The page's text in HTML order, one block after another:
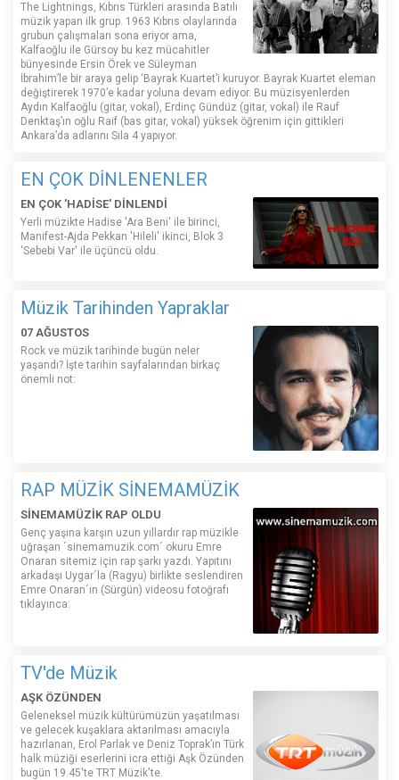
The Lightnings, Kıbrıs Türkleri arasında Batılı
müzik yapan ilk grup. 1963 Kıbrıs olaylarında
grubun çalışmaları sona eriyor ama,
Kalfaoğlu ile Gürsoy bu kez mücahitler
bünyesinde Ersin Örek ve Süleyman
İbrahim’le bir araya gelip ‘Bayrak Kuartet’i kuruyor. Bayrak Kuartet eleman
değiştirerek 1970’e kadar yoluna devam ediyor. Bu müzisyenlerden
Aydın Kalfaoğlu (gitar, vokal), Erdinç Gündüz (gitar, vokal) ile Rauf
Denktaş’ın oğlu Raif (bas gitar, vokal) yüksek öğrenim için gittikleri
Ankara’da adlarını Sıla 4 yapıyor.
EN ÇOK DİNLENENLER
EN ÇOK 'HADİSE' DİNLENDİ
Yerli müzikte Hadise 'Ara Beni' ile birinci,
Manifest-Ajda Pekkan 'Hileli' ikinci, Blok 3
'Sebebi Var' ile üçüncü oldu.
Müzik Tarihinden Yapraklar
07 AĞUSTOS
Rock ve müzik tarihinde bugün neler
yaşandı? İşte tarihin sayfalarından birkaç
önemli not:
RAP MÜZİK SİNEMAMÜZİK
SİNEMAMÜZİK RAP OLDU
Genç yaşına karşın uzun yıllardır rap müzikle
uğraşan ´sinemamuzik.com´ okuru Emre
Onaran sitemiz için rap şarkı yazdı. Yapıtını
arkadaşı Uygar´la (Ragyu) birlikte seslendiren
Emre Onaran´ın (Sürgün) videosu fotoğrafı
tıklayınca:
TV'de Müzik
AŞK ÖZÜNDEN
Geleneksel müzik kültürümüzün yaşatılması
ve gelecek kuşaklara aktarılması amacıyla
hazırlanan, Erol Parlak ve Deniz Toprak’ın Türk
halk müziği eserlerini icra ettiği Aşk Özünden
bugün 19.45'te TRT Müzik'te.